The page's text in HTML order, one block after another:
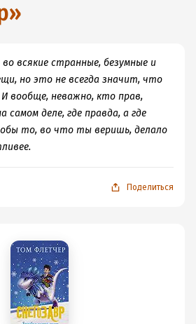
»
всякие странные, безумные и
но это не всегда значит, что
вообще, неважно, кто прав,
деле, где правда, а где
то, во что ты веришь, делало
Поделиться